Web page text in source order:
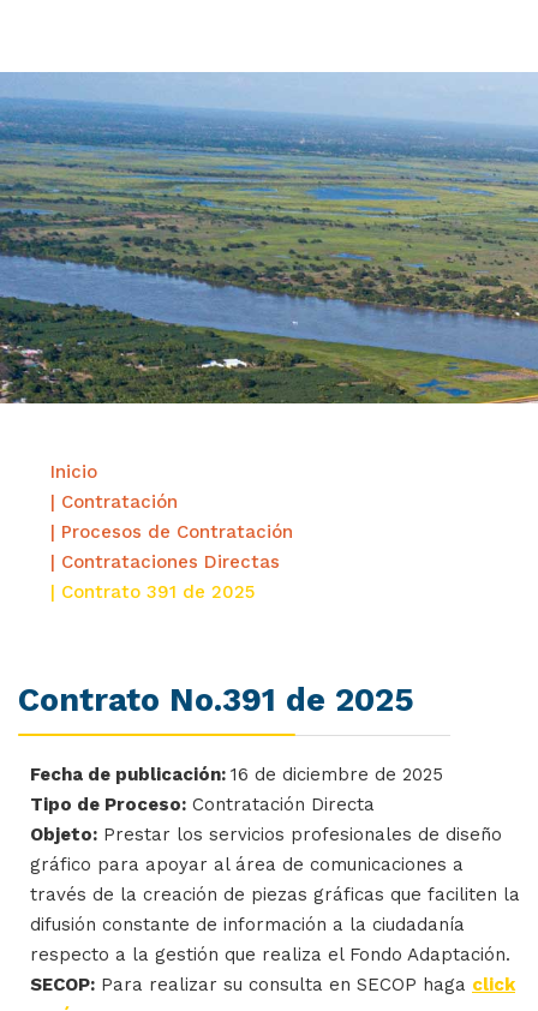
Inicio
| Contratación
| Procesos de Contratación
| Contrataciones Directas
| Contrato 391 de 2025
Contrato No.391 de 2025
Fecha de publicación: 16 de diciembre de 2025
Tipo de Proceso: Contratación Directa
Objeto: Prestar los servicios profesionales de diseño
gráfico para apoyar al área de comunicaciones a
través de la creación de piezas gráficas que faciliten la
difusión constante de información a la ciudadanía
respecto a la gestión que realiza el Fondo Adaptación.
SECOP: Para realizar su consulta en SECOP haga click